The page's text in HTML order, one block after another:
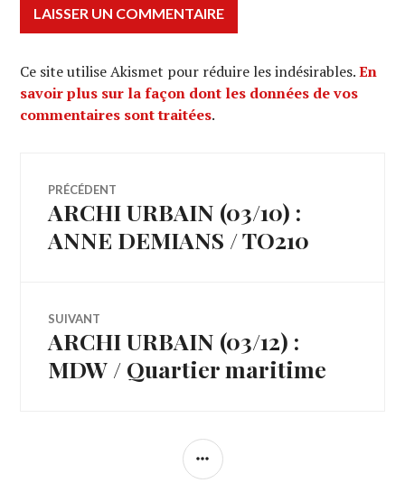
Ce site utilise Akismet pour réduire les indésirables.En
savoir plus sur la façon dont les données de vos
commentaires sont traitées.
Navigation
de
PRÉCÉDENT
Article
précédent :
ARCHI URBAIN (03/10) :
ANNE DEMIANS / TO210
SUIVANT
Article
Suivant:
ARCHI URBAIN (03/12) :
MDW / Quartier maritime
COLONNE